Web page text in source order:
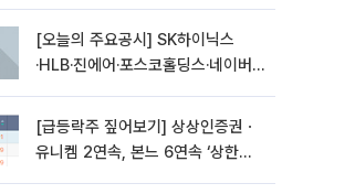
[오늘의 주요공시] SK하이닉스
·HLB·진에어·포스코홀딩스·네이버·
[급등락주 짚어보기] 상상인증권ㆍ
유니켐 2연속, 본느 6연속 ‘상한